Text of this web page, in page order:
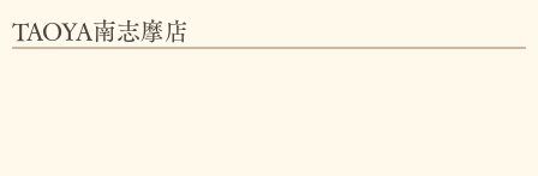
TAOYA南志摩店